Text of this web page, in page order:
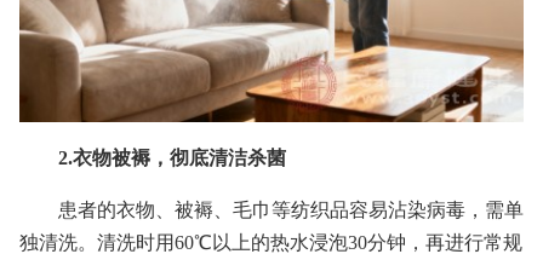
2.衣物被褥，彻底清洁杀菌
患者的衣物、被褥、毛巾等纺织品容易沾染病毒，需单
独清洗。清洗时用60℃以上的热水浸泡30分钟，再进行常规